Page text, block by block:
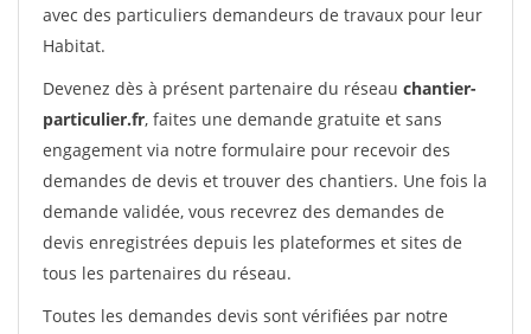
avec des particuliers demandeurs de travaux pour leur
Habitat.
Devenez dès à présent partenaire du réseau chantier-
particulier.fr, faites une demande gratuite et sans
engagement via notre formulaire pour recevoir des
demandes de devis et trouver des chantiers. Une fois la
demande validée, vous recevrez des demandes de
devis enregistrées depuis les plateformes et sites de
tous les partenaires du réseau.
Toutes les demandes devis sont vérifiées par notre